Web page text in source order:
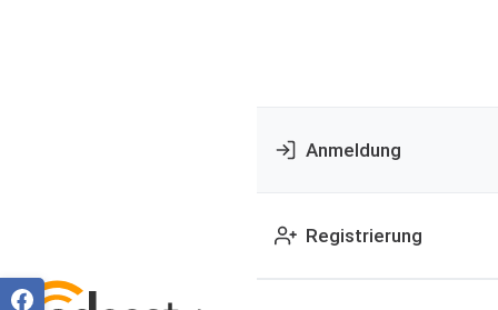
Anmeldung
Registrierung